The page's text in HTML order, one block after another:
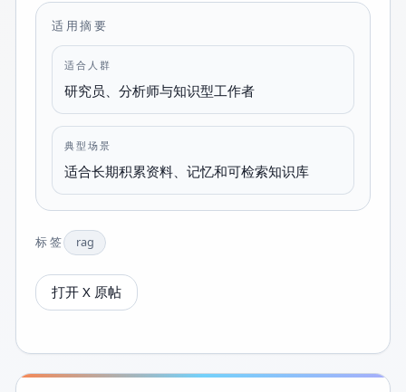
适用摘要
适合人群
研究员、分析师与知识型工作者
典型场景
适合长期积累资料、记忆和可检索知识库
标签 rag
打开 X 原帖